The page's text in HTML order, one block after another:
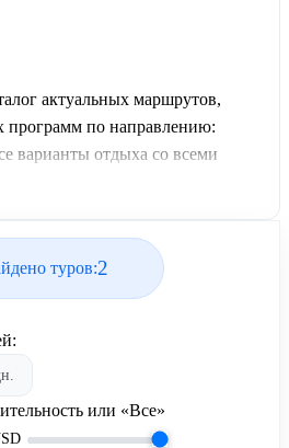
актуальных маршрутов,
программ по направлению:
варианты отдыха со всеми
от United Travel Systems.
туров:2
или «Все»